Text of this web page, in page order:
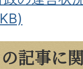
の記事に